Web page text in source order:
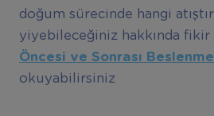
doğum sürecinde hangi
yiyebileceğiniz hakkında fikir
Öncesi ve Sonrası Beslenme
okuyabilirsiniz